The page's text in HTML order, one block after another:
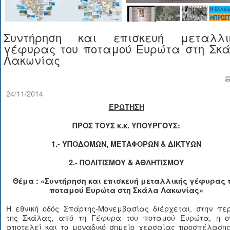
Συντήρηση και επισκευή
γέφυρας του ποταμού Ευρώτα στη
Λακωνίας
24/11/2014
ΕΡΩΤΗΣΗ
ΠΡΟΣ ΤΟΥΣ κ.κ. ΥΠΟΥΡΓΟΥΣ:
1.- ΥΠΟΔΟΜΩΝ, ΜΕΤΑΦΟΡΩΝ & ΔΙΚΤΥΩΝ
2.- ΠΟΛΙΤΙΣΜΟΥ & ΑΘΛΗΤΙΣΜΟΥ
Θέμα : «Συντήρηση και επισκευή μεταλλικής γέφυρας
ποταμού Ευρώτα στη Σκάλα Λακωνίας»
Η εθνική οδός Σπάρτης-Μονεμβασίας διέρχεται, στην
της Σκάλας, από τη Γέφυρα του ποταμού Ευρώτα, η
αποτελεί και το μοναδικό σημείο χερσαίας